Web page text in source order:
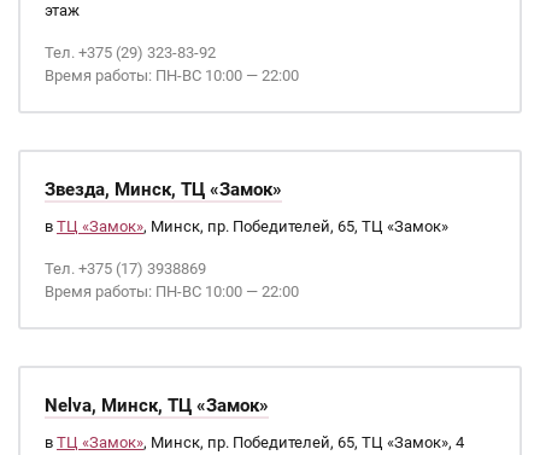
этаж
Тел. +375 (29) 323-83-92
Время работы: ПН-ВС 10:00 — 22:00
Звезда, Минск, ТЦ «Замок»
в ТЦ «Замок», Минск, пр. Победителей, 65, ТЦ «Замок»
Тел. +375 (17) 3938869
Время работы: ПН-ВС 10:00 — 22:00
Nelva, Минск, ТЦ «Замок»
в ТЦ «Замок», Минск, пр. Победителей, 65, ТЦ «Замок», 4